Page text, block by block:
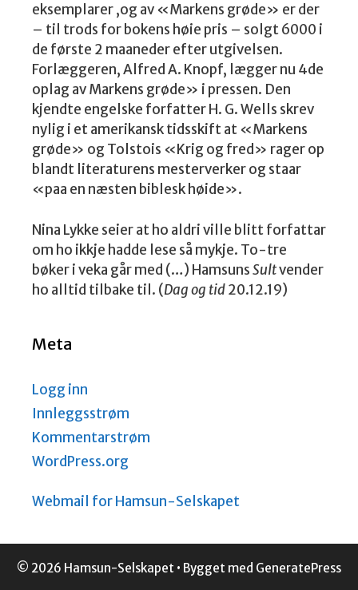
eksemplarer ,og av «Markens grøde» er der
– til trods for bokens høie pris – solgt 6000 i
de første 2 maaneder efter utgivelsen.
Forlæggeren, Alfred A. Knopf, lægger nu 4de
oplag av Markens grøde» i pressen. Den
kjendte engelske forfatter H. G. Wells skrev
nylig i et amerikansk tidsskift at «Markens
grøde» og Tolstois «Krig og fred» rager op
blandt literaturens mesterverker og staar
«paa en næsten biblesk høide».
Nina Lykke seier at ho aldri ville blitt forfattar
om ho ikkje hadde lese så mykje. To-tre
bøker i veka går med (…) HamsunsSultvender
ho alltid tilbake til. (Dag og tid20.12.19)
Meta
Logg inn
Innleggsstrøm
Kommentarstrøm
WordPress.org
Webmail for Hamsun-Selskapet
© 2026 Hamsun-Selskapet • Bygget med GeneratePress